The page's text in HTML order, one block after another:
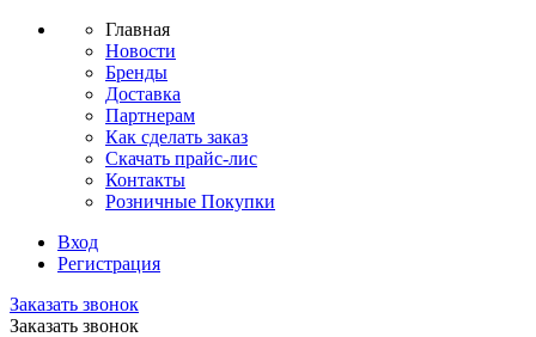
Главная
Новости
Бренды
Доставка
Партнерам
Как сделать заказ
Скачать прайс-лис
Контакты
Розничные Покупки
Вход
Регистрация
Заказать звонок
Заказать звонок